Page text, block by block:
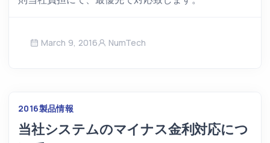
March 9, 2016 NumTech
2016製品情報
当社システムのマイナス金利対応につ